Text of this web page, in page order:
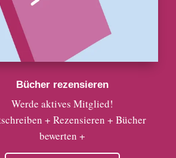
Bücher rezensieren
Werde aktives Mitglied!
+ Rezensieren + Bücher
bewerten +